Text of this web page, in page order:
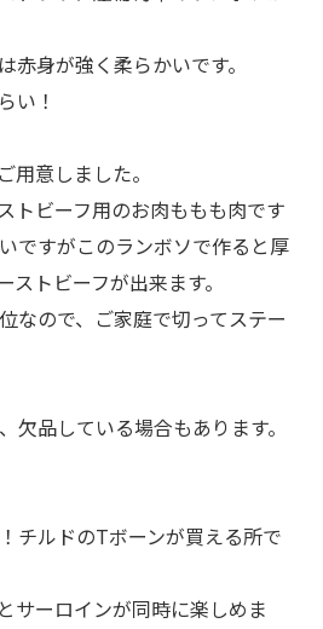
赤身が強く柔らかいです。
い！
用意しました。
トビーフ用のお肉ももも肉です
ですがこのランボソで作ると厚
ストビーフが出来ます。
なので、ご家庭で切ってステー
欠品している場合もあります。
チルドのTボーンが買える所で
サーロインが同時に楽しめま